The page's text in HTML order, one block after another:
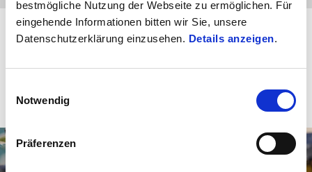
bestmögliche Nutzung der Webseite zu ermöglichen. Für
eingehende Informationen bitten wir Sie, unsere
Datenschutzerklärung einzusehen. Details anzeigen.
Notwendig
Präferenzen
Elektronische Geräte